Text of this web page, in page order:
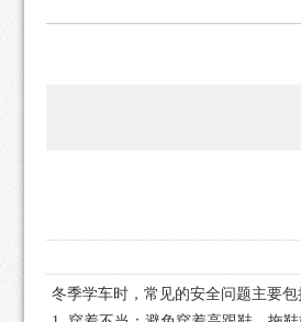
冬季学车时，常见的安全问题主要包